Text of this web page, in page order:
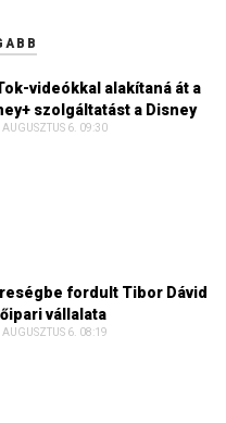
videókkal alakítaná át a
szolgáltatást a Disney
6. 09:30
fordult Tibor Dávid
vállalata
6. 08:19